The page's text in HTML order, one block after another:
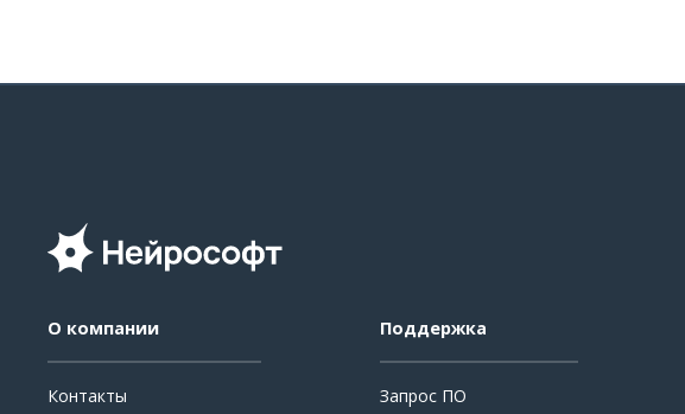
О компании
Контакты
Поддержка
Запрос ПО